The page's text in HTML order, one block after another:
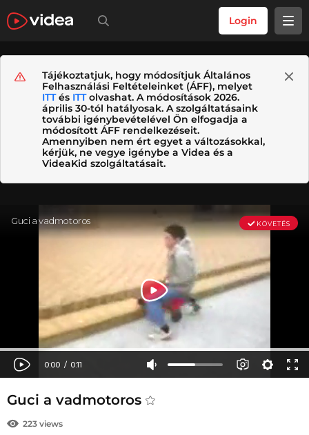
Login
Tájékoztatjuk, hogy módosítjuk Általános
Felhasználási Feltételeinket (ÁFF), melyet
ITTés ITTolvashat. A módosítások 2026.
április 30-tól hatályosak. A szolgáltatásaink
további igénybevételével Ön elfogadja a
módosított ÁFF rendelkezéseit.
Amennyiben nem ért egyet a változásokkal,
kérjük, ne vegye igénybe a Videa és a
VideaKid szolgáltatásait.
Guci a vadmotoros
223 views